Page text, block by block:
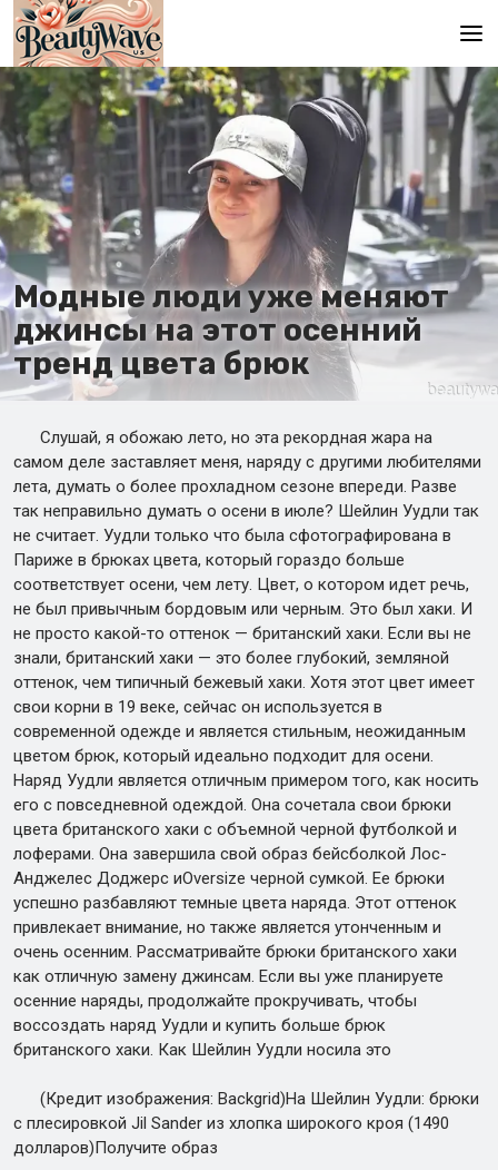
Главная
En
Es
Ru
It
De
Модные люди уже меняют
джинсы на этот осенний
тренд цвета брюк
Слушай, я обожаю лето, но эта рекордная жара на
самом деле заставляет меня, наряду с другими любителями
лета, думать о более прохладном сезоне впереди. Разве
так неправильно думать о осени в июле? Шейлин Уудли так
не считает. Уудли только что была сфотографирована в
Париже в брюках цвета, который гораздо больше
соответствует осени, чем лету. Цвет, о котором идет речь,
не был привычным бордовым или черным. Это был хаки. И
не просто какой-то оттенок — британский хаки. Если вы не
знали, британский хаки — это более глубокий, земляной
оттенок, чем типичный бежевый хаки. Хотя этот цвет имеет
свои корни в 19 веке, сейчас он используется в
современной одежде и является стильным, неожиданным
цветом брюк, который идеально подходит для осени.
Наряд Уудли является отличным примером того, как носить
его с повседневной одеждой. Она сочетала свои брюки
цвета британского хаки с объемной черной футболкой и
лоферами. Она завершила свой образ бейсболкой Лос-
Анджелес Доджерс иOversize черной сумкой. Ее брюки
успешно разбавляют темные цвета наряда. Этот оттенок
привлекает внимание, но также является утонченным и
очень осенним. Рассматривайте брюки британского хаки
как отличную замену джинсам. Если вы уже планируете
осенние наряды, продолжайте прокручивать, чтобы
воссоздать наряд Уудли и купить больше брюк
британского хаки. Как Шейлин Уудли носила это
(Кредит изображения: Backgrid)На Шейлин Уудли: брюки
с плесировкой Jil Sander из хлопка широкого кроя (1490
долларов)Получите образ